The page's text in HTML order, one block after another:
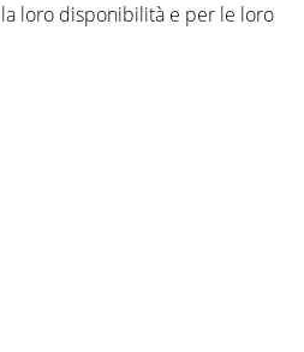
loro disponibilità e per le loro